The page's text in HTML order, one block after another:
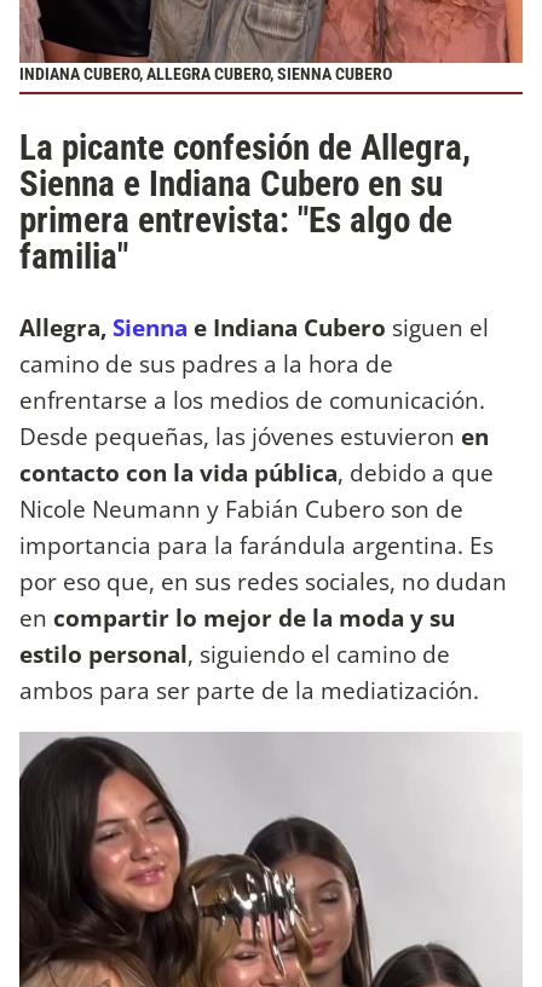
INDIANA CUBERO, ALLEGRA CUBERO, SIENNA CUBERO
La picante confesión de Allegra,
Sienna e Indiana Cubero en su
primera entrevista: "Es algo de
familia"
Allegra,Sienna e Indiana Cubero siguen el
camino de sus padres a la hora de
enfrentarse a los medios de comunicación.
Desde pequeñas, las jóvenes estuvieron en
contacto con la vida pública, debido a que
Nicole Neumann y Fabián Cubero son de
importancia para la farándula argentina. Es
por eso que, en sus redes sociales, no dudan
en compartir lo mejor de la moda y su
estilo personal, siguiendo el camino de
ambos para ser parte de la mediatización.